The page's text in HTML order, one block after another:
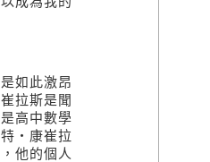
如此激昂
拉斯是聞
高中數學
‧ 康崔拉
他的個人